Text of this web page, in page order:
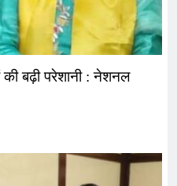
बढ़ी परेशानी : नेशनल